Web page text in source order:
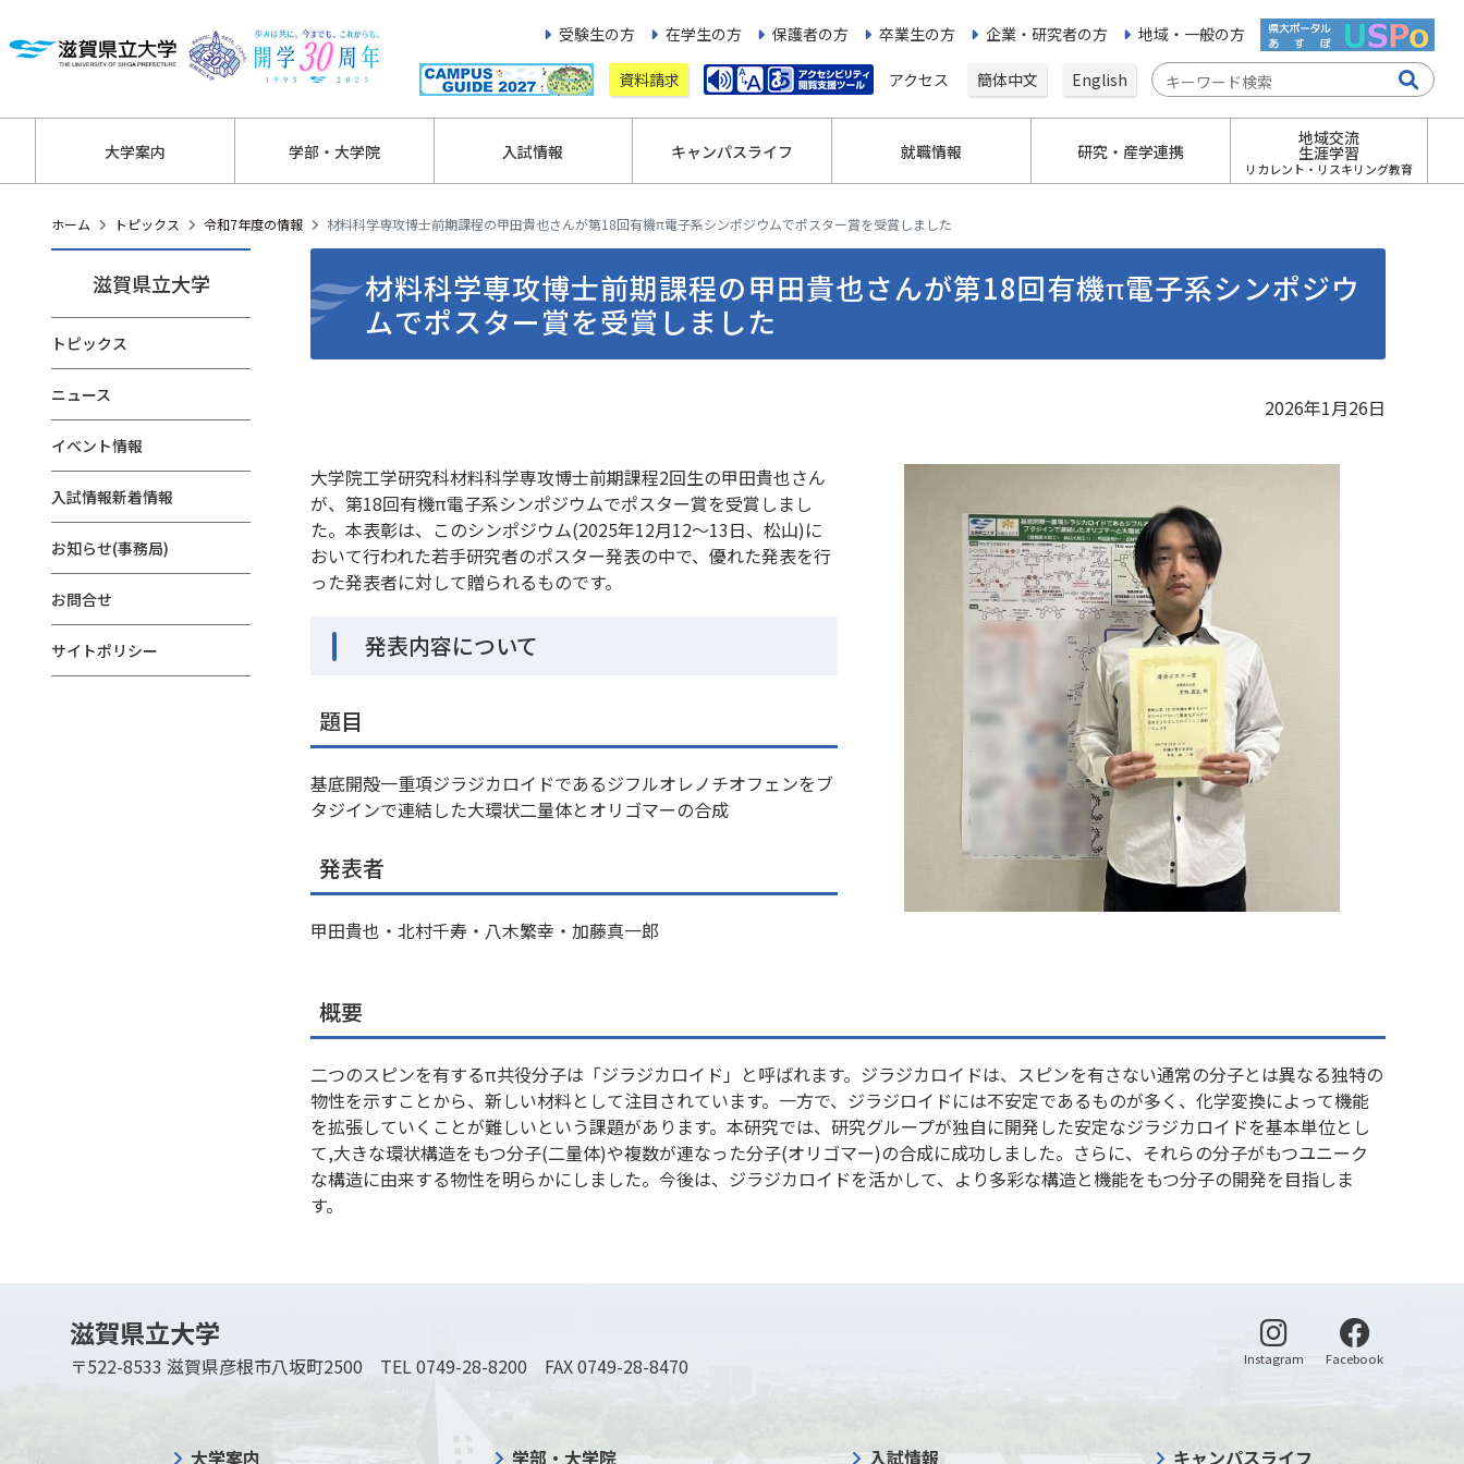
受験生の方 在学生の方 保護者の方 卒業生の方 企業・研究者の方 地域・一般の方
資料請求 アクセス 簡体中文 English
大学案内 学部・大学院 入試情報 キャンパスライフ 就職情報 研究・産学連携
地域交流
生涯学習
リカレント・リスキリング教育
ホーム トピックス 令和7年度の情報 材料科学専攻博士前期課程の甲田貴也さんが第18回有機π電子系シンポジウムでポスター賞を受賞しました
滋賀県立大学
トピックス
ニュース
イベント情報
入試情報新着情報
お知らせ(事務局)
お問合せ
サイトポリシー
材料科学専攻博士前期課程の甲田貴也さんが第18回有機π電子系シンポジウ
ムでポスター賞を受賞しました
2026年1月26日
大学院工学研究科材料科学専攻博士前期課程2回生の甲田貴也さん
が、第18回有機π電子系シンポジウムでポスター賞を受賞しまし
た。本表彰は、このシンポジウム(2025年12月12～13日、松山)に
おいて行われた若手研究者のポスター発表の中で、優れた発表を行
った発表者に対して贈られるものです。
発表内容について
題目
基底開殻一重項ジラジカロイドであるジフルオレノチオフェンをブ
タジインで連結した大環状二量体とオリゴマーの合成
発表者
甲田貴也・北村千寿・八木繁幸・加藤真一郎
概要
二つのスピンを有するπ共役分子は「ジラジカロイド」と呼ばれます。ジラジカロイドは、スピンを有さない通常の分子とは異なる独特の
物性を示すことから、新しい材料として注目されています。一方で、ジラジロイドには不安定であるものが多く、化学変換によって機能
を拡張していくことが難しいという課題があります。本研究では、研究グループが独自に開発した安定なジラジカロイドを基本単位とし
て,大きな環状構造をもつ分子(二量体)や複数が連なった分子(オリゴマー)の合成に成功しました。さらに、それらの分子がもつユニーク
な構造に由来する物性を明らかにしました。今後は、ジラジカロイドを活かして、より多彩な構造と機能をもつ分子の開発を目指しま
す。
滋賀県立大学
〒522-8533 滋賀県彦根市八坂町2500 TEL 0749-28-8200 FAX 0749-28-8470 Instagram 別ウィンドウで開く
Facebook別ウィンドウ
大学案内 学部・大学院 入試情報 キャンパスライフ